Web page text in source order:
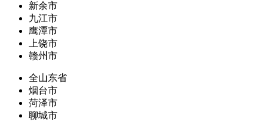
新余市
九江市
鹰潭市
上饶市
赣州市
全山东省
烟台市
菏泽市
聊城市